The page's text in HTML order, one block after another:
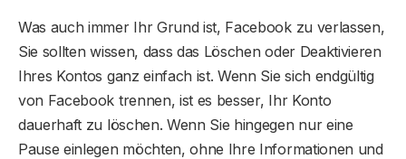
Was auch immer Ihr Grund ist, Facebook zu verlassen,
Sie sollten wissen, dass das Löschen oder Deaktivieren
Ihres Kontos ganz einfach ist. Wenn Sie sich endgültig
von Facebook trennen, ist es besser, Ihr Konto
dauerhaft zu löschen. Wenn Sie hingegen nur eine
Pause einlegen möchten, ohne Ihre Informationen und